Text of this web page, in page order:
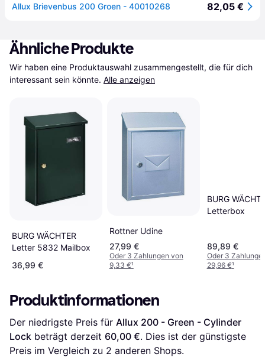
Allux Brievenbus 200 Groen - 40010268 82,05 €
Ähnliche Produkte
Wir haben eine Produktauswahl zusammengestellt, die für dich
interessant sein könnte. Alle anzeigen
BURG WÄCHTER
Letter 5832 Mailbox
36,99 €
Rottner Udine
27,99 €
Oder 3 Zahlungen von
9,33 €¹
BURG
Letterbox
89,89 €
Oder 3
29,96 €¹
Produktinformationen
Der niedrigste Preis für Allux 200 - Green - Cylinder
Lock beträgt derzeit 60,00 €. Dies ist der günstigste
Preis im Vergleich zu 2 anderen Shops.